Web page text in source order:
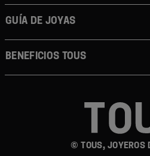
© TOUS, JOYEROS
Guía de joyas
Beneficios TOUS